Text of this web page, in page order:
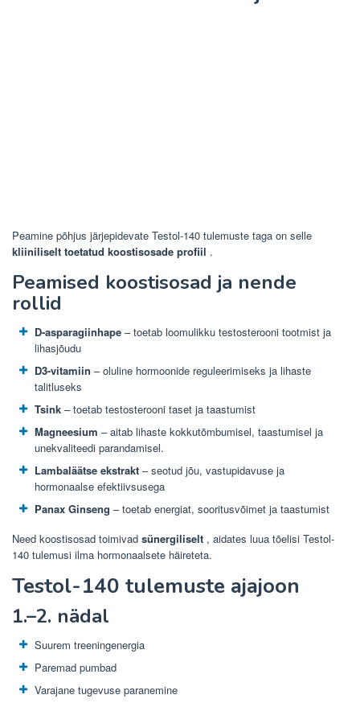
Peamine põhjus järjepidevate Testol-140 tulemuste taga on selle
kliiniliselt toetatud koostisosade profiil .
Peamised koostisosad ja nende
rollid
D-asparagiinhape – toetab loomulikku testosterooni tootmist ja
lihasjõudu
D3-vitamiin – oluline hormoonide reguleerimiseks ja lihaste
talitluseks
Tsink – toetab testosterooni taset ja taastumist
Magneesium – aitab lihaste kokkutõmbumisel, taastumisel ja
unekvaliteedi parandamisel.
Lambaläätse ekstrakt – seotud jõu, vastupidavuse ja
hormonaalse efektiivsusega
Panax Ginseng – toetab energiat, sooritusvõimet ja taastumist
Need koostisosad toimivad sünergiliselt , aidates luua tõelisi Testol-
140 tulemusi ilma hormonaalsete häireteta.
Testol-140 tulemuste ajajoon
1.–2. nädal
Suurem treeningenergia
Paremad pumbad
Varajane tugevuse paranemine